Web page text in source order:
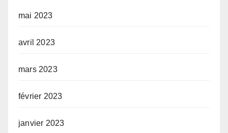
mai 2023
avril 2023
mars 2023
février 2023
janvier 2023